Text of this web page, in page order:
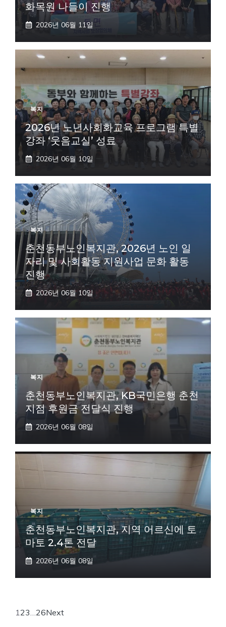
화목원 나들이 진행
2026년 06월 11일
복지
2026년 노년사회화교육 프로그램 특별
강좌 ‘웃음교실’ 성료
2026년 06월 10일
복지
춘천동부노인복지관, 2026년 노인 일
자리 및 사회활동 지원사업 문화 활동
진행
2026년 06월 10일
복지
춘천동부노인복지관, KB국민은행 춘천
지점 후원금 전달식 진행
2026년 06월 08일
복지
춘천동부노인복지관, 지역 어르신에 토
마토 2.4톤 전달
2026년 06월 08일
1 23 26Next